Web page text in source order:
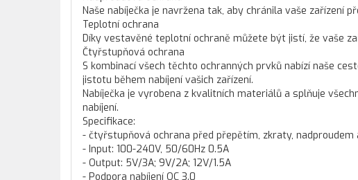
Naše nabíječka je navržena tak, aby chránila vaše zařízení
Teplotní ochrana
Díky vestavěné teplotní ochraně můžete být jistí, že vaše
Čtyřstupňová ochrana
S kombinací všech těchto ochranných prvků nabízí naše
jistotu během nabíjení vašich zařízení.
Nabíječka je vyrobena z kvalitních materiálů a splňuje
nabíjení.
Specifikace:
- čtyřstupňová ochrana před přepětím, zkraty, nadproudem
- Input: 100-240V, 50/60Hz 0.5A
- Output: 5V/3A; 9V/2A; 12V/1.5A
- Podpora nabíjení QC 3.0